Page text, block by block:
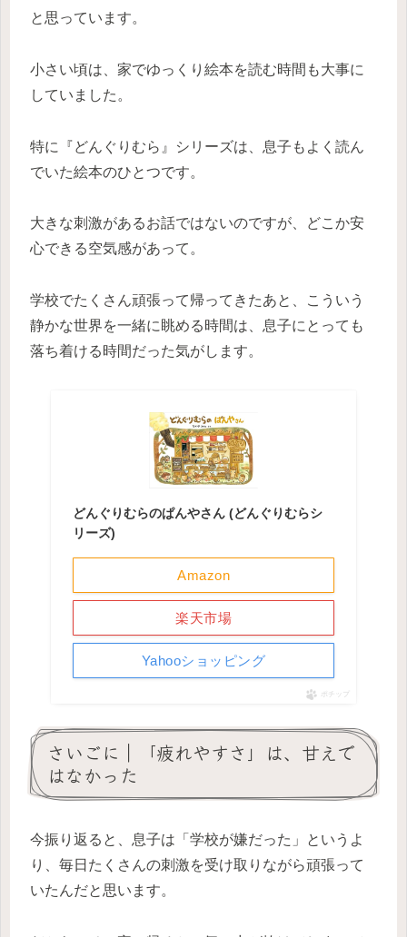
と思っています。
小さい頃は、家でゆっくり絵本を読む時間も大事に
していました。
特に『どんぐりむら』シリーズは、息子もよく読ん
でいた絵本のひとつです。
大きな刺激があるお話ではないのですが、どこか安
心できる空気感があって。
学校でたくさん頑張って帰ってきたあと、こういう
静かな世界を一緒に眺める時間は、息子にとっても
落ち着ける時間だった気がします。
どんぐりむらのぱんやさん (どんぐりむらシ
リーズ)
Amazon
楽天市場
Yahooショッピング
ポチップ
さいごに｜「疲れやすさ」は、甘えで
はなかった
今振り返ると、息子は「学校が嫌だった」というよ
り、毎日たくさんの刺激を受け取りながら頑張って
いたんだと思います。